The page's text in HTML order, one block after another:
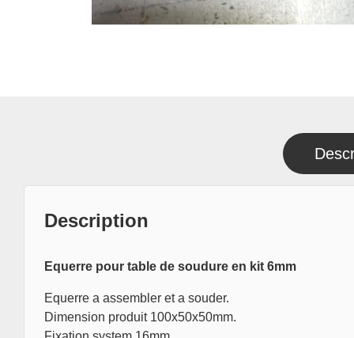
Description
Equerre pour table de soudure en kit 6mm
Equerre a assembler et a souder.
Dimension produit 100x50x50mm.